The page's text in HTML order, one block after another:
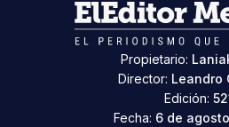
Propietario:
Director: Leandro
Edición:
Fecha: 6 de